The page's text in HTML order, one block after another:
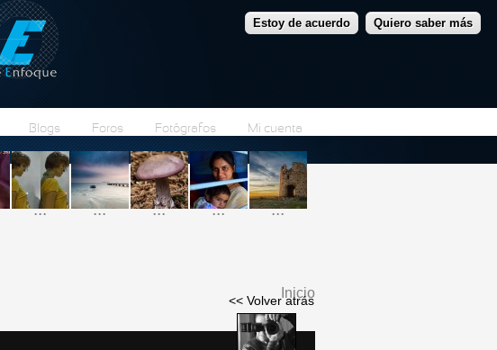
Estoy de acuerdo Quiero saber más
Blogs Foros Fotógrafos Mi cuenta
... ... ... ... ...
Se encuentra usted
aquí
Inicio
<< Volver atrás